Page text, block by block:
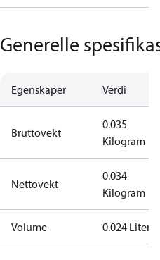
Generelle
Egenskaper Verdi
Bruttovekt
0.035
Kilogram
Nettovekt
0.034
Kilogram
Volume 0.024 Liter